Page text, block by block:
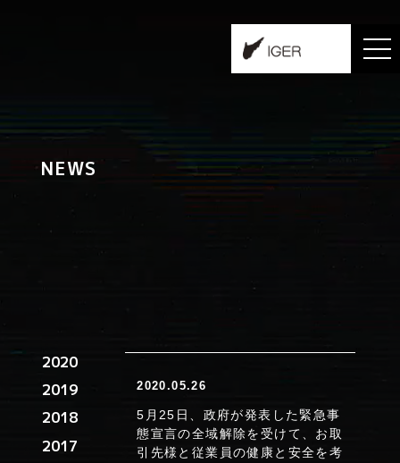
NEWS
2020
2019
2018
2017
2020.05.26
5月25日、政府が発表した緊急事
態宣言の全域解除を受けて、お取
引先様と従業員の健康と安全を考